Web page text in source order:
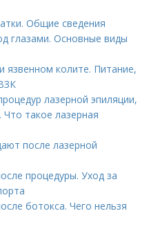
Общие сведения
глазами. Основные виды
язвенном колите. Питание,
лазерной эпиляции,
такое лазерная
после лазерной
процедуры. Уход за
ботокса. Чего нельзя